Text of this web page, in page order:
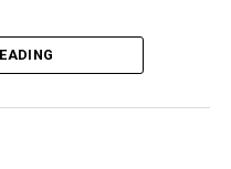
στις πληγείσες
για τον
δύση του ήλιου συνέχισε
οχήματα.